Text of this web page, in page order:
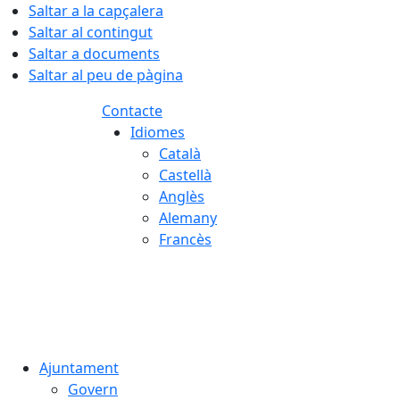
Saltar a la capçalera
Saltar al contingut
Saltar a documents
Saltar al peu de pàgina
Contacte
Idiomes
Català
Castellà
Anglès
Alemany
Francès
Ajuntament
Govern